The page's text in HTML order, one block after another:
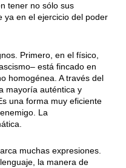
tener no sólo sus
ya en el ejercicio del poder
Primero, en el físico,
está fincado en
homogénea. A través del
mayoría auténtica y
una forma muy eficiente
La
muchas expresiones.
la manera de